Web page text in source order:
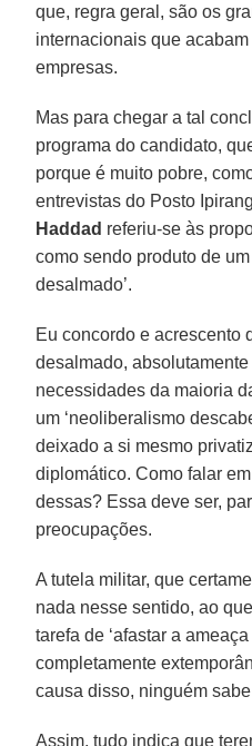
que, regra geral, são os
internacionais que
empresas.
Mas para chegar a tal
programa do candidato,
porque é muito pobre,
entrevistas do Posto
Haddad referiu-se às
como sendo produto de um
desalmado’.
Eu concordo e acrescento
desalmado,
necessidades da maioria
um ‘neoliberalismo
deixado a si mesmo
diplomático. Como falar
dessas? Essa deve ser,
preocupações.
A tutela militar, que
nada nesse sentido, ao
tarefa de ‘afastar a
completamente
causa disso, ninguém
Assim, tudo indica que